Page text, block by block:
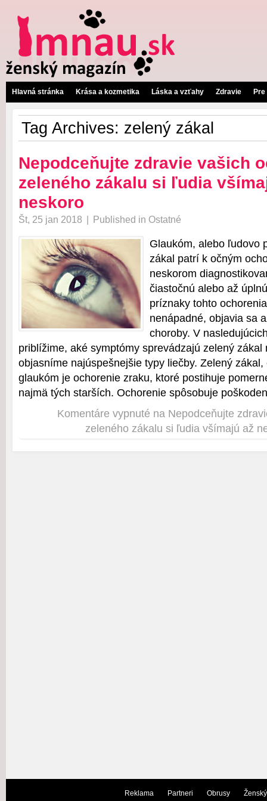
Hlavná stránka Krása a kozmetika Láska a vzťahy Zdravie
Tag Archives: zelený zákal
Nepodceňujte zdravie vašich
zeleného zákalu si ľudia
neskoro
Št, 25 jan 2018 | Published in Ostatné
Glaukóm, alebo ľudovo
zákal patrí k očným
neskorom
čiastočnú alebo až
príznaky tohto
nenápadné, objavia sa
choroby. V
priblížime, aké symptómy sprevádzajú zelený zákal
objasníme najúspešnejšie typy liečby. Zelený
glaukóm je ochorenie zraku, ktoré postihuje
najmä tých starších. Ochorenie spôsobuje
Komentáre vypnuté na Nepodceňujte
zeleného zákalu si ľudia všímajú až
Reklama Partneri Obrusy